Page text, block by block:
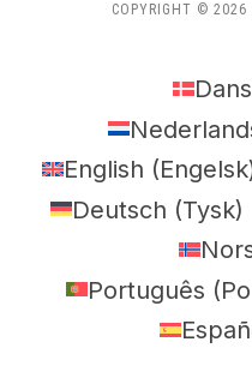
COPYRIGHT © 2026
English (Engelsk
Deutsch (Tysk)
Português (